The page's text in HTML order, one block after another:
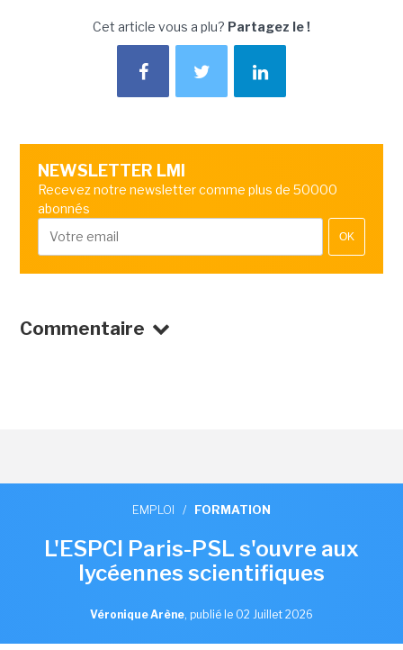
Cet article vous a plu? Partagez le !
NEWSLETTER LMI
Recevez notre newsletter comme plus de 50000
abonnés
OK
Commentaire
EMPLOI / FORMATION
L'ESPCI Paris-PSL s'ouvre aux
lycéennes scientifiques
Véronique Arène, publié le 02 Juillet 2026